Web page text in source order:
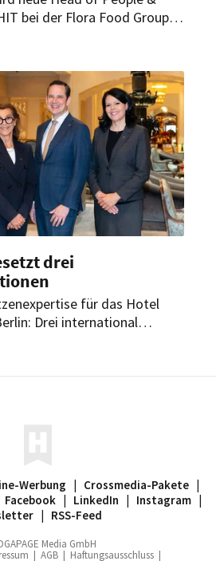
bei der Flora Food Group.
drei
für das Hotel
Drei international
Werbung | Crossmedia-Pakete |
Facebook | LinkedIn | Instagram |
| RSS-Feed
Media GmbH
| AGB | Haftungsausschluss |